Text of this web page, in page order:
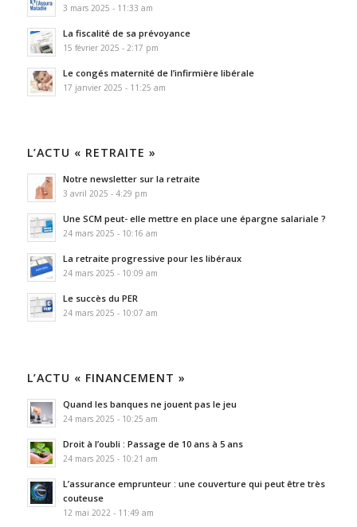
3 mars 2025 - 11:33 am
La fiscalité de sa prévoyance
15 février 2025 - 2:17 pm
Le congés maternité de l’infirmière libérale
17 janvier 2025 - 11:25 am
L’ACTU « RETRAITE »
Notre newsletter sur la retraite
3 avril 2025 - 4:29 pm
Une SCM peut- elle mettre en place une épargne salariale ?
24 mars 2025 - 10:16 am
La retraite progressive pour les libéraux
24 mars 2025 - 10:09 am
Le succès du PER
24 mars 2025 - 10:07 am
L’ACTU « FINANCEMENT »
Quand les banques ne jouent pas le jeu
24 mars 2025 - 10:25 am
Droit à l’oubli : Passage de 10 ans à 5 ans
24 mars 2025 - 10:21 am
L’assurance emprunteur : une couverture qui peut être très
couteuse
12 mai 2022 - 11:49 am